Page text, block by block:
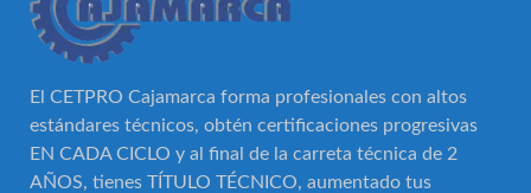
El CETPRO Cajamarca forma profesionales con altos
estándares técnicos, obtén certificaciones progresivas
EN CADA CICLO y al final de la carreta técnica de 2
AÑOS, tienes TÍTULO TÉCNICO, aumentado tus